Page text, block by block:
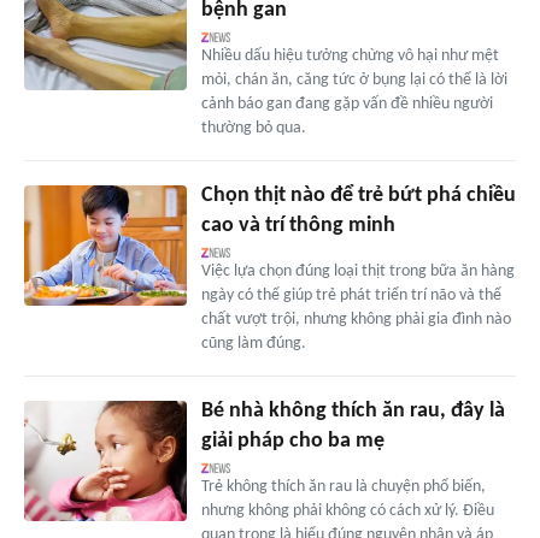
bệnh gan
Nhiều dấu hiệu tưởng chừng vô hại như mệt
mỏi, chán ăn, căng tức ở bụng lại có thể là lời
cảnh báo gan đang gặp vấn đề nhiều người
thường bỏ qua.
Chọn thịt nào để trẻ bứt phá chiều
cao và trí thông minh
Việc lựa chọn đúng loại thịt trong bữa ăn hàng
ngày có thể giúp trẻ phát triển trí não và thể
chất vượt trội, nhưng không phải gia đình nào
cũng làm đúng.
Bé nhà không thích ăn rau, đây là
giải pháp cho ba mẹ
Trẻ không thích ăn rau là chuyện phổ biến,
nhưng không phải không có cách xử lý. Điều
quan trọng là hiểu đúng nguyên nhân và áp